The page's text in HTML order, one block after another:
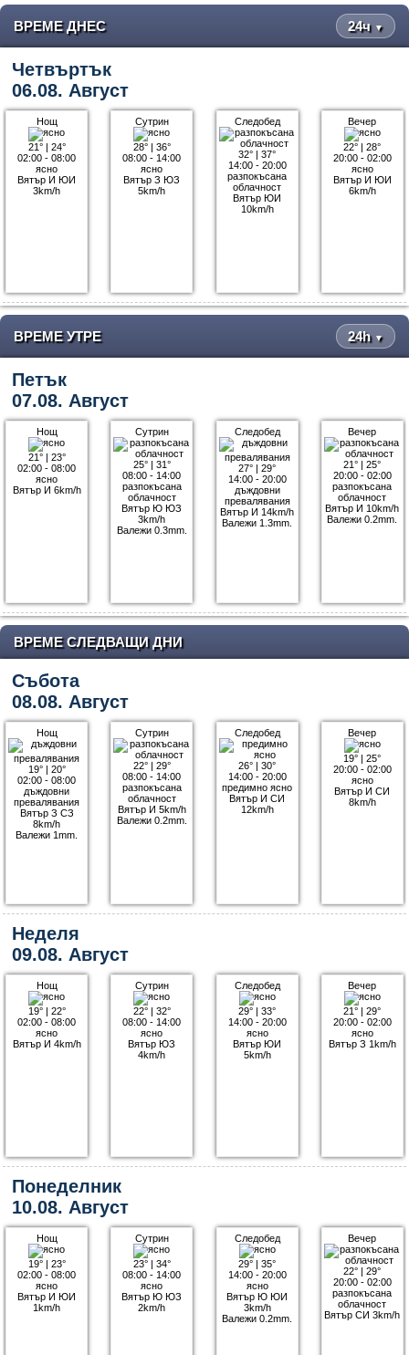
ВРЕМЕ ДНЕС 24ч ▼
Четвъртък
06.08. Август
Нощ
21°| 24°
02:00 - 08:00
ясно
Вятър И ЮИ
3km/h
Сутрин
28°| 36°
08:00 - 14:00
ясно
Вятър З ЮЗ
5km/h
Следобед
32° |37°
14:00 - 20:00
разпокъсана
облачност
Вятър ЮИ
10km/h
Вечер
22° |28°
20:00 - 02:00
ясно
Вятър И ЮИ
6km/h
ВРЕМЕ УТРЕ 24h ▼
Петък
07.08. Август
Нощ
21°| 23°
02:00 - 08:00
ясно
Вятър И 6km/h
Сутрин
25°| 31°
08:00 - 14:00
разпокъсана
облачност
Вятър Ю ЮЗ
3km/h
Валежи 0.3mm.
Следобед
27° |29°
14:00 - 20:00
дъждовни
превалявания
Вятър И 14km/h
Валежи 1.3mm.
Вечер
21° |25°
20:00 - 02:00
разпокъсана
облачност
Вятър И 10km/h
Валежи 0.2mm.
ВРЕМЕ СЛЕДВАЩИ ДНИ
Събота
08.08. Август
Нощ
19°| 20°
02:00 - 08:00
дъждовни
превалявания
Вятър З СЗ
8km/h
Валежи 1mm.
Сутрин
22°| 29°
08:00 - 14:00
разпокъсана
облачност
Вятър И 5km/h
Валежи 0.2mm.
Следобед
26° |30°
14:00 - 20:00
предимно ясно
Вятър И СИ
12km/h
Вечер
19° |25°
20:00 - 02:00
ясно
Вятър И СИ
8km/h
Неделя
09.08. Август
Нощ
19°| 22°
02:00 - 08:00
ясно
Вятър И 4km/h
Сутрин
22°| 32°
08:00 - 14:00
ясно
Вятър ЮЗ
4km/h
Следобед
29° |33°
14:00 - 20:00
ясно
Вятър ЮИ
5km/h
Вечер
21° |29°
20:00 - 02:00
ясно
Вятър З 1km/h
Понеделник
10.08. Август
Нощ
19°| 23°
02:00 - 08:00
ясно
Вятър И ЮИ
1km/h
Сутрин
23°| 34°
08:00 - 14:00
ясно
Вятър Ю ЮЗ
2km/h
Следобед
29° |35°
14:00 - 20:00
ясно
Вятър Ю ЮИ
3km/h
Валежи 0.2mm.
Вечер
22° |29°
20:00 - 02:00
разпокъсана
облачност
Вятър СИ 3km/h